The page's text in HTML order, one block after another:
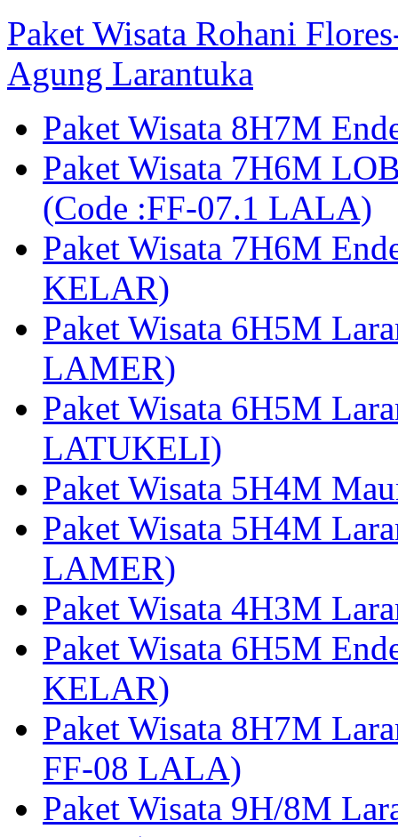
Paket Wisata Rohani
Agung Larantuka
Paket Wisata 8H7M
Paket Wisata 7H6M
(Code :FF-07.1 LALA)
Paket Wisata 7H6M
KELAR)
Paket Wisata 6H5M
LAMER)
Paket Wisata 6H5M
LATUKELI)
Paket Wisata 5H4M
Paket Wisata 5H4M
LAMER)
Paket Wisata 4H3M
Paket Wisata 6H5M
KELAR)
Paket Wisata 8H7M
FF-08 LALA)
Paket Wisata 9H/8M